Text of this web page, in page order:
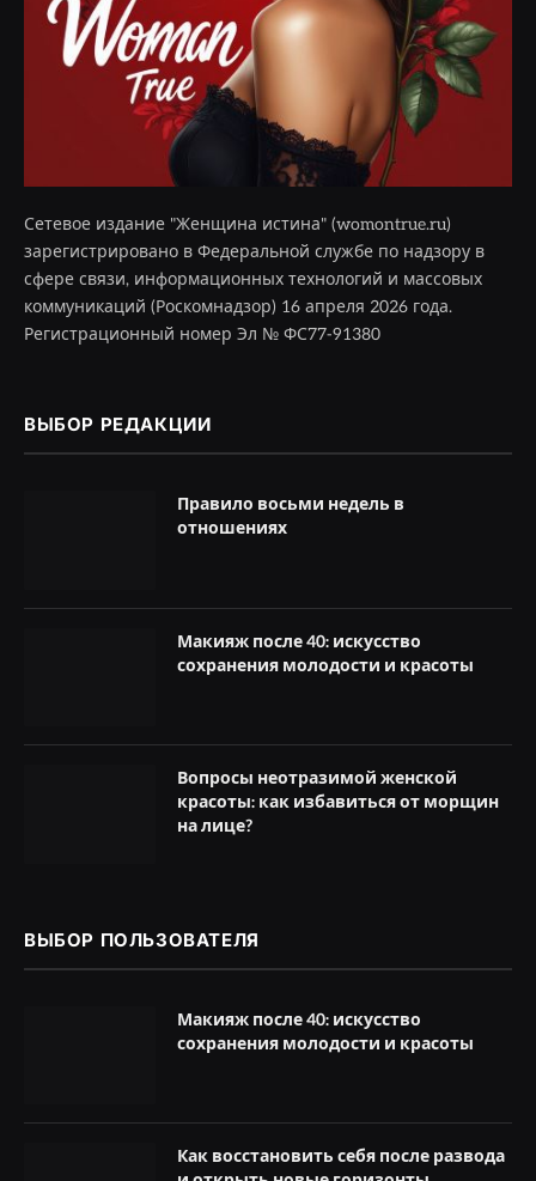
Сетевое издание "Женщина истина" (womontrue.ru)
зарегистрировано в Федеральной службе по надзору в
сфере связи, информационных технологий и массовых
коммуникаций (Роскомнадзор) 16 апреля 2026 года.
Регистрационный номер Эл № ФС77-91380
ВЫБОР РЕДАКЦИИ
Правило восьми недель в
отношениях
Макияж после 40: искусство
сохранения молодости и красоты
Вопросы неотразимой женской
красоты: как избавиться от морщин
на лице?
ВЫБОР ПОЛЬЗОВАТЕЛЯ
Макияж после 40: искусство
сохранения молодости и красоты
Как восстановить себя после развода